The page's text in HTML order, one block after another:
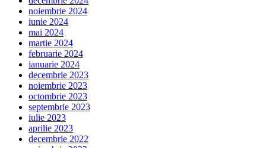
noiembrie 2024
iunie 2024
mai 2024
martie 2024
februarie 2024
ianuarie 2024
decembrie 2023
noiembrie 2023
octombrie 2023
septembrie 2023
iulie 2023
aprilie 2023
decembrie 2022